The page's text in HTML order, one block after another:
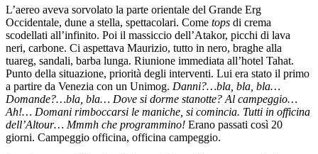
L’aereo aveva sorvolato la parte orientale del Grande Erg
Occidentale, dune a stella, spettacolari. Come tops di crema
scodellati all’infinito. Poi il massiccio dell’Atakor, picchi di lava
neri, carbone. Ci aspettava Maurizio, tutto in nero, braghe alla
tuareg, sandali, barba lunga. Riunione immediata all’hotel Tahat.
Punto della situazione, priorità degli interventi. Lui era stato il primo
a partire da Venezia con un Unimog. Danni?…bla, bla, bla…
Domande?…bla, bla… Dove si dorme stanotte? Al campeggio…
Ah!… Domani rimboccarsi le maniche, si comincia. Tutti in officina
dell’Altour… Mmmh che programmino! Erano passati così 20
giorni. Campeggio officina, officina campeggio.